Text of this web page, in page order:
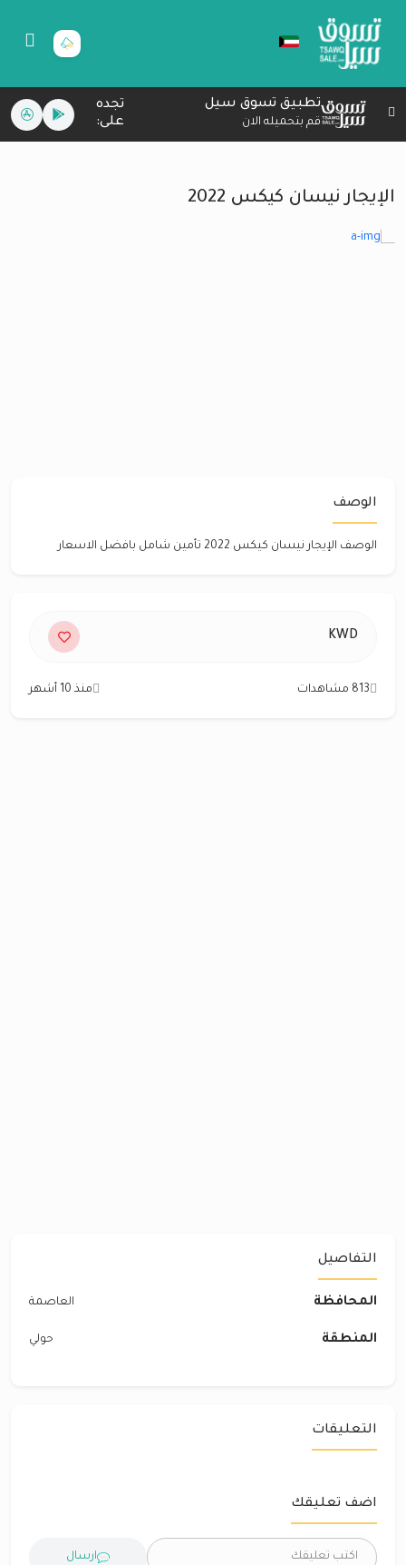
تطبيق تسوق سيل
قم بتحميله الان
تجده
على:
الإيجار نيسان كيكس 2022
الوصف
الوصف الإيجار نيسان كيكس 2022 تأمين شامل بافضل الاسعار
KWD
813 مشاهدات منذ 10 أشهر
التفاصيل
المحافظة العاصمة
المنطقة حولي
التعليقات
اضف تعليقك
ارسال